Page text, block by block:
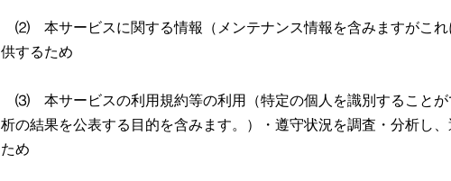
⑵ 本サービスに関する情報（メンテナンス情報を含みますがこれ
供するため
⑶ 本サービスの利用規約等の利用（特定の個人を識別することが
析の結果を公表する目的を含みます。）・遵守状況を調査・分析し
ため